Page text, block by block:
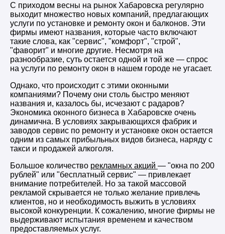
С приходом весны на рынок Хабаровска регулярно
выходит множество новых компаний, предлагающих
услуги по установке и ремонту окон и балконов. Эти
фирмы имеют названия, которые часто включают
такие слова, как "сервис", "комфорт", "строй",
"фаворит" и многие другие. Несмотря на
разнообразие, суть остается одной и той же — спрос
на услуги по ремонту окон в нашем городе не угасает.
Однако, что происходит с этими оконными
компаниями? Почему они столь быстро меняют
названия и, казалось бы, исчезают с радаров?
Экономика оконного бизнеса в Хабаровске очень
динамична. В условиях закрывающихся фабрик и
заводов сервис по ремонту и установке окон остается
одним из самых прибыльных видов бизнеса, наряду с
такси и продажей алкоголя.
Большое количество рекламных акций — "окна по 200
рублей" или "бесплатный сервис" — привлекает
внимание потребителей. Но за такой массовой
рекламой скрывается не только желание привлечь
клиентов, но и необходимость выжить в условиях
высокой конкуренции. К сожалению, многие фирмы не
выдерживают испытания временем и качеством
предоставляемых услуг.